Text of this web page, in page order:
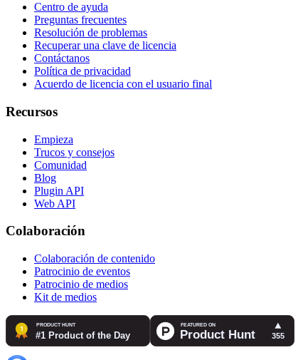
Centro de ayuda
Preguntas frecuentes
Resolución de problemas
Recuperar una clave de licencia
Contáctanos
Política de privacidad
Acuerdo de licencia con el usuario final
Recursos
Empieza
Trucos y consejos
Comunidad
Blog
Plugin API
Web API
Colaboración
Colaboración de contenido
Patrocinio de eventos
Patrocinio de medios
Kit de medios